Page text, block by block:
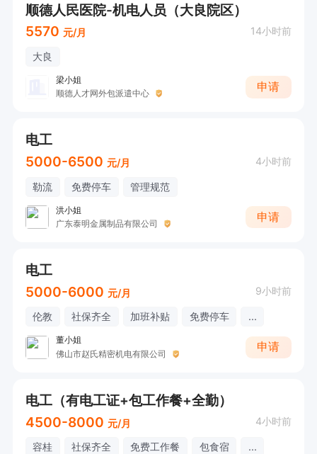
顺德人民医院-机电人员（大良院区）
5570 元/月 14小时前
大良
梁小姐
顺德人才网外包派遣中心
申请
电工
5000-6500 元/月 4小时前
勒流 免费停车 管理规范
洪小姐
广东泰明金属制品有限公司
申请
电工
5000-6000 元/月 9小时前
伦教 社保齐全 加班补贴 免费停车 ...
董小姐
佛山市赵氏精密机电有限公司
申请
电工（有电工证+包工作餐+全勤）
4500-8000 元/月 4小时前
容桂 社保齐全 免费工作餐 包食宿 ...